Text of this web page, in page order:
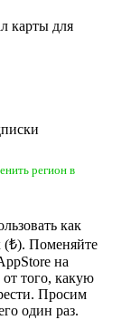
карты для
регион в
как
(₺). Поменяйте
на
того, какую
Просим
один раз.